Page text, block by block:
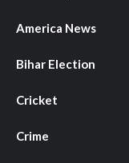
America News
Bihar Election
Cricket
Crime